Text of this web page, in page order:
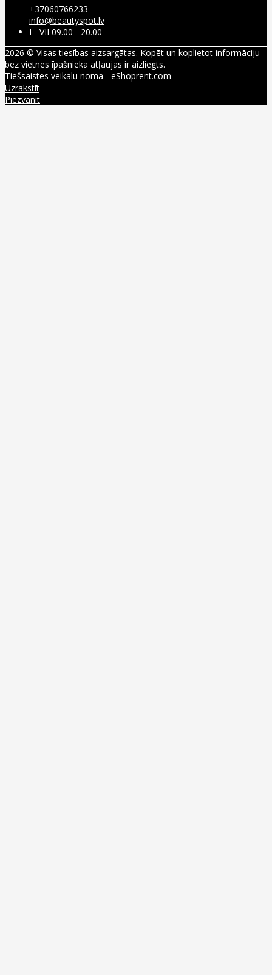
+37060766233
info@beautyspot.lv
I - VII 09.00 - 20.00
2026 © Visas tiesības aizsargātas. Kopēt un koplietot informāciju
bez vietnes īpašnieka atļaujas ir aizliegts.
Tiešsaistes veikalu noma - eShoprent.com
Uzrakstīt
Piezvanīt